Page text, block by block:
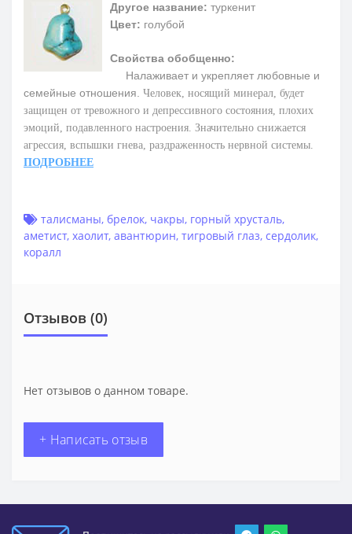
Другое название: туркенит
Цвет: голубой
Свойства обобщенно:
Налаживает и укрепляет любовные и
семейные отношения. Человек, носящий минерал, будет
защищен от тревожного и депрессивного состояния, плохих
эмоций, подавленного настроения. Значительно снижается
агрессия, вспышки гнева, раздраженность нервной системы.
ПОДРОБНЕЕ
талисманы, брелок, чакры, горный хрусталь,
аметист, хаолит, авантюрин, тигровый глаз, сердолик,
коралл
Отзывов (0)
Нет отзывов о данном товаре.
+ Написать отзыв